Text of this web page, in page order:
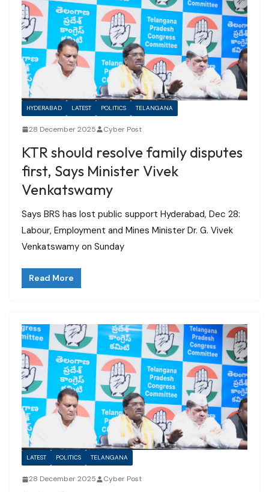
HYDERABAD LATEST POLITICS TELANGANA
28 December 2025 Cyber Post
KTR should resolve family disputes
first, Says Minister Vivek
Venkatswamy
Says BRS has lost public support Hyderabad, Dec 28:
Labour, Employment and Mines Minister Dr. G. Vivek
Venkatswamy on Sunday
Read More
LATEST POLITICS TELANGANA
28 December 2025 Cyber Post